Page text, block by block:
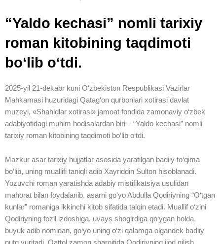
“Yaldo kechasi” nomli tarixiy
roman kitobining taqdimoti
bo‘lib o‘tdi.
2025-yil 21-dekabr kuni O‘zbekiston Respublikasi Vazirlar
Mahkamasi huzuridagi Qatag‘on qurbonlari xotirasi davlat
muzeyi, «Shahidlar xotirasi» jamoat fondida zamonaviy o‘zbek
adabiyotidagi muhim hodisalardan biri – “Yaldo kechasi” nomli
tarixiy roman kitobining taqdimoti bo‘lib o‘tdi.
Mazkur asar tarixiy hujjatlar asosida yaratilgan badiiy to‘qima
bo‘lib, uning muallifi taniqli adib Xayriddin Sulton hisoblanadi.
Yozuvchi roman yaratishda adabiy mistifikatsiya usulidan
mahorat bilan foydalanib, asarni go‘yo Abdulla Qodiriyning
“O‘tgan kunlar” romaniga ikkinchi kitob sifatida talqin etadi.
Muallif o‘zini Qodiriyning fozil izdoshiga, uvays shogirdiga
qo‘ygan holda, buyuk adib nomidan, go‘yo uning o‘zi qalamga